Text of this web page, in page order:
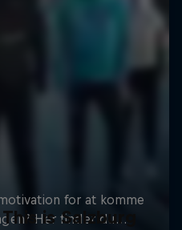
is Salzburg